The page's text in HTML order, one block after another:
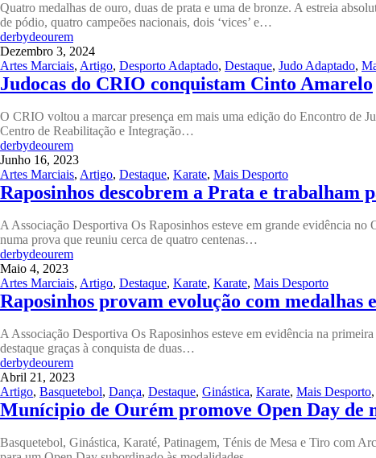
Quatro medalhas de ouro, duas de prata e uma de bronze. A estreia
de pódio, quatro campeões nacionais, dois ‘vices’ e…
derbydeourem
Dezembro 3, 2024
Artes Marciais, Artigo, Desporto Adaptado, Destaque, Judo Adaptado,
Judocas do CRIO conquistam Cinto Amarelo
O CRIO voltou a marcar presença em mais uma edição do Encontro de
Centro de Reabilitação e Integração…
derbydeourem
Junho 16, 2023
Artes Marciais, Artigo, Destaque, Karate, Mais Desporto
Raposinhos descobrem a Prata e trabalham
A Associação Desportiva Os Raposinhos esteve em grande evidência
numa prova que reuniu cerca de quatro centenas…
derbydeourem
Maio 4, 2023
Artes Marciais, Artigo, Destaque, Karate, Karate, Mais Desporto
Raposinhos provam evolução com
A Associação Desportiva Os Raposinhos esteve em evidência na
destaque graças à conquista de duas…
derbydeourem
Abril 21, 2023
Artigo, Basquetebol, Dança, Destaque, Ginástica, Karate, Mais Desporto,
Munícipio de Ourém promove Open Day de
Basquetebol, Ginástica, Karaté, Patinagem, Ténis de Mesa e Tiro com